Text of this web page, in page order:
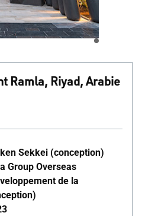
Ramla, Riyad, Arabie
Sekkei (conception)
Group Overseas
de la